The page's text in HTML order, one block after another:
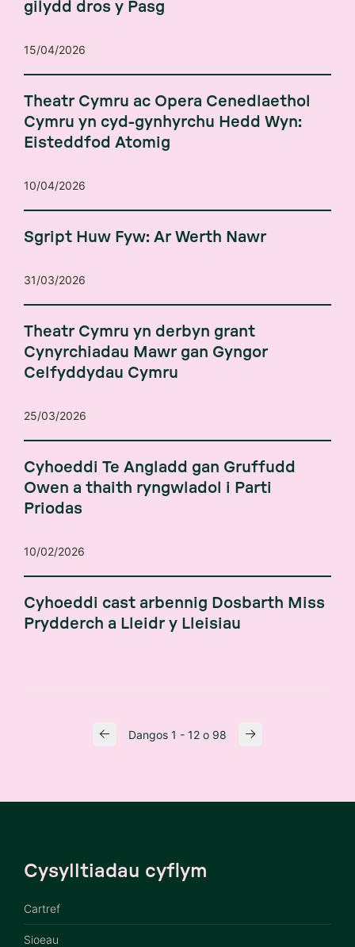
gilydd dros y Pasg
15/04/2026
Theatr Cymru ac Opera Cenedlaethol
Cymru yn cyd-gynhyrchu Hedd Wyn:
Eisteddfod Atomig
10/04/2026
Sgript Huw Fyw: Ar Werth Nawr
31/03/2026
Theatr Cymru yn derbyn grant
Cynyrchiadau Mawr gan Gyngor
Celfyddydau Cymru
25/03/2026
Cyhoeddi Te Angladd gan Gruffudd
Owen a thaith ryngwladol i Parti
Priodas
10/02/2026
Cyhoeddi cast arbennig Dosbarth Miss
Prydderch a Lleidr y Lleisiau
Dangos 1 - 12 o 98
Cysylltiadau cyflym
Cartref
Sioeau